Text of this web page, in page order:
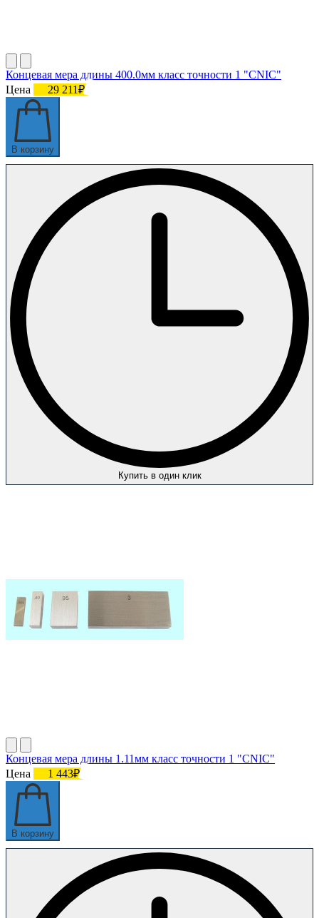
Концевая мера длины 400.0мм класс точности 1 "CNIC"
Цена
29 211₽
В корзину
Купить в один клик
Концевая мера длины 1.11мм класс точности 1 "CNIC"
Цена
1 443₽
В корзину